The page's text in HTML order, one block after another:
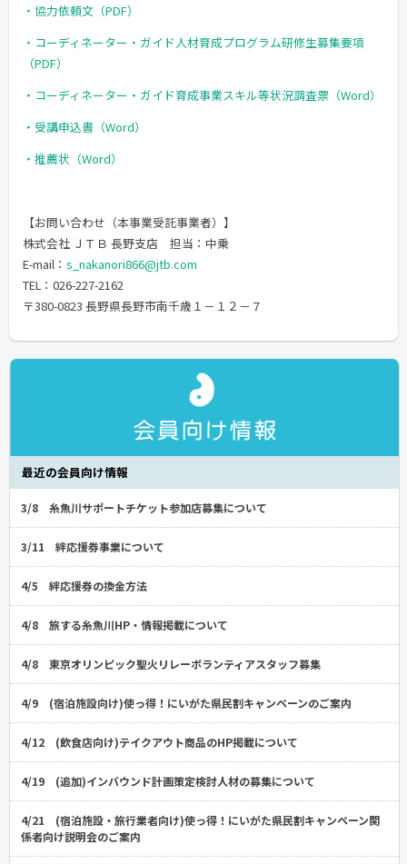
・協力依頼文（PDF）
・コーディネーター・ガイド人材育成プログラム研修生募集要項
（PDF）
・コーディネーター・ガイド育成事業スキル等状況調査票（Word）
・受講申込書（Word）
・推薦状（Word）
【お問い合わせ（本事業受託事業者）】
株式会社 ＪＴＢ 長野支店 担当：中乗
E-mail： s_nakanori866@jtb.com
TEL：026-227-2162
〒380-0823 長野県長野市南千歳１－１２－７
最近の会員向け情報
3/8 糸魚川サポートチケット参加店募集について
3/11 絆応援券事業について
4/5 絆応援券の換金方法
4/8 旅する糸魚川HP・情報掲載について
4/8 東京オリンピック聖火リレーボランティアスタッフ募集
4/9 (宿泊施設向け)使っ得！にいがた県民割キャンペーンのご案内
4/12 (飲食店向け)テイクアウト商品のHP掲載について
4/19 (追加)インバウンド計画策定検討人材の募集について
4/21 (宿泊施設・旅行業者向け)使っ得！にいがた県民割キャンペーン関
係者向け説明会のご案内